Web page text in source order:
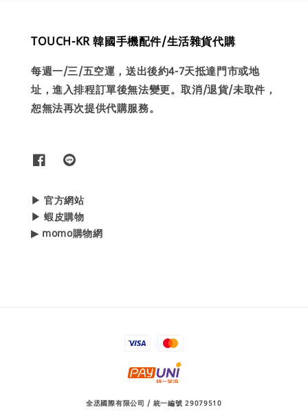
TOUCH-KR 韓國手機配件/生活雜貨代購
每週一/三/五空運，送出後約4-7天抵達門市或地
址，進入排程訂單後無法變更。取消/退貨/未取件，
恕無法再次提供代購服務。
▶ 官方網站
▶ 蝦皮購物
▶ momo購物網
全丞國際有限公司 / 統一編號 29079510